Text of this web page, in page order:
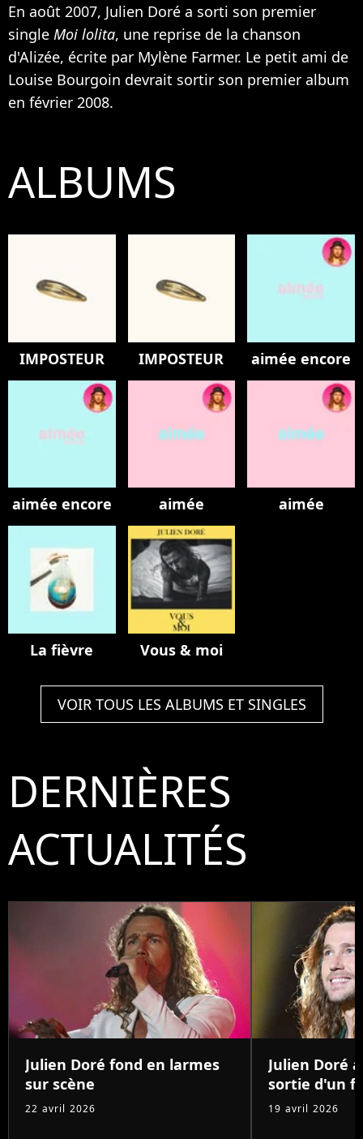
En août 2007, Julien Doré a sorti son premier
single Moi lolita, une reprise de la chanson
d'Alizée, écrite par Mylène Farmer. Le petit ami de
Louise Bourgoin devrait sortir son premier album
en février 2008.
ALBUMS
IMPOSTEUR IMPOSTEUR aimée encore
aimée encore aimée aimée
La fièvre Vous & moi
VOIR TOUS LES ALBUMS ET SINGLES
DERNIÈRES
ACTUALITÉS
Julien Doré fond en larmes
sur scène
22 avril 2026
Julien Doré
sortie d'un
19 avril 2026